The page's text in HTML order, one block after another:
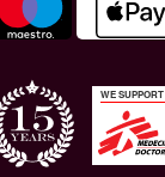
WE SUPPORT